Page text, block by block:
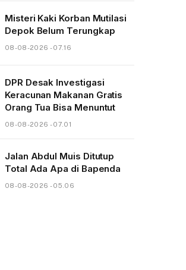
Misteri Kaki Korban Mutilasi
Depok Belum Terungkap
08-08-2026 - 07.16
DPR Desak Investigasi
Keracunan Makanan Gratis
Orang Tua Bisa Menuntut
08-08-2026 - 07.01
Jalan Abdul Muis Ditutup
Total Ada Apa di Bapenda
08-08-2026 - 05.06